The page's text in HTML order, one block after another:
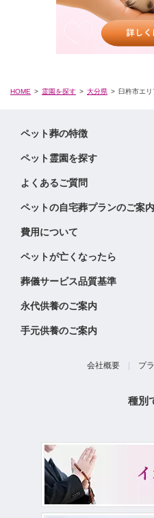
HOME 霊園を探す 大分県 臼杵市エ
ペット葬の特徴
ペット霊園を探す
よくあるご質問
ペットの自宅葬プランのご案内
費用について
ペットが亡くなったら
葬儀サービス品質基準
永代供養のご案内
手元供養のご案内
会社概要| プ
種別